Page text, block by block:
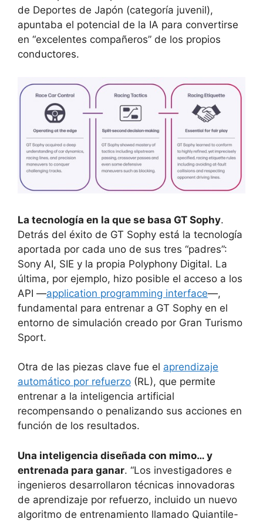
de Deportes de Japón (categoría juvenil),
apuntaba el potencial de la IA para convertirse
en “excelentes compañeros” de los propios
conductores.
La tecnología en la que se basa GT Sophy.
Detrás del éxito de GT Sophy está la tecnología
aportada por cada uno de sus tres “padres”:
Sony AI, SIE y la propia Polyphony Digital. La
última, por ejemplo, hizo posible el acceso a los
API —application programming interface—,
fundamental para entrenar a GT Sophy en el
entorno de simulación creado por Gran Turismo
Sport.
Otra de las piezas clave fue el aprendizaje
automático por refuerzo (RL), que permite
entrenar a la inteligencia artificial
recompensando o penalizando sus acciones en
función de los resultados.
Una inteligencia diseñada con mimo… y
entrenada para ganar. “Los investigadores e
ingenieros desarrollaron técnicas innovadoras
de aprendizaje por refuerzo, incluido un nuevo
algoritmo de entrenamiento llamado Quiantile-